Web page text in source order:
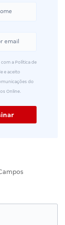
a Política de
e aceito
do
Online.